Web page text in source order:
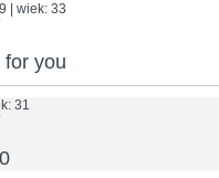
| wiek: 33
you
31